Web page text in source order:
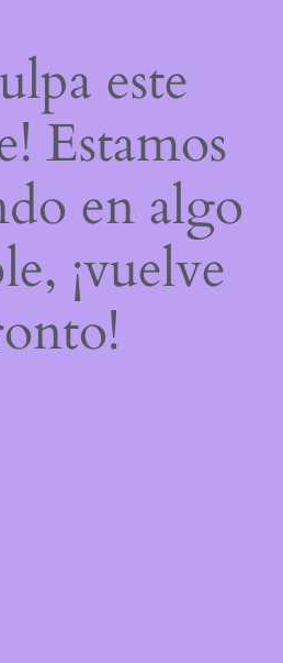
este
Estamos
en algo
¡vuelve